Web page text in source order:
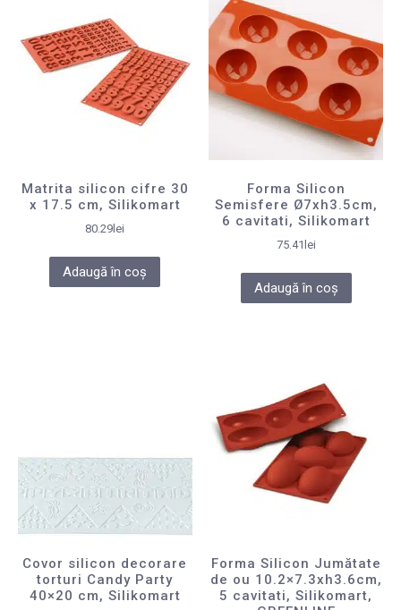
Matrita silicon cifre 30
x 17.5 cm, Silikomart
80.29 lei
Adaugă în coș
Forma Silicon
Semisfere Ø7xh3.5cm,
6 cavitati, Silikomart
75.41 lei
Adaugă în coș
Covor silicon decorare
torturi Candy Party
40×20 cm, Silikomart
Forma Silicon Jumătate
de ou 10.2×7.3xh3.6cm,
5 cavitati, Silikomart,